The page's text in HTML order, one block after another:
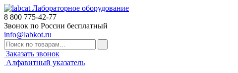
Лабораторное оборудование
8 800 775-42-77
Звонок по России бесплатный
info@labkot.ru
Заказать звонок
Алфавитный указатель